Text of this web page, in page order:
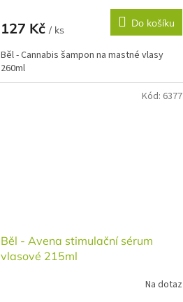
127 Kč / ks
Do košíku
Běl - Cannabis šampon na mastné vlasy
260ml
Běl - Avena stimulační sérum
vlasové 215ml
Na dotaz
Kód: 6377